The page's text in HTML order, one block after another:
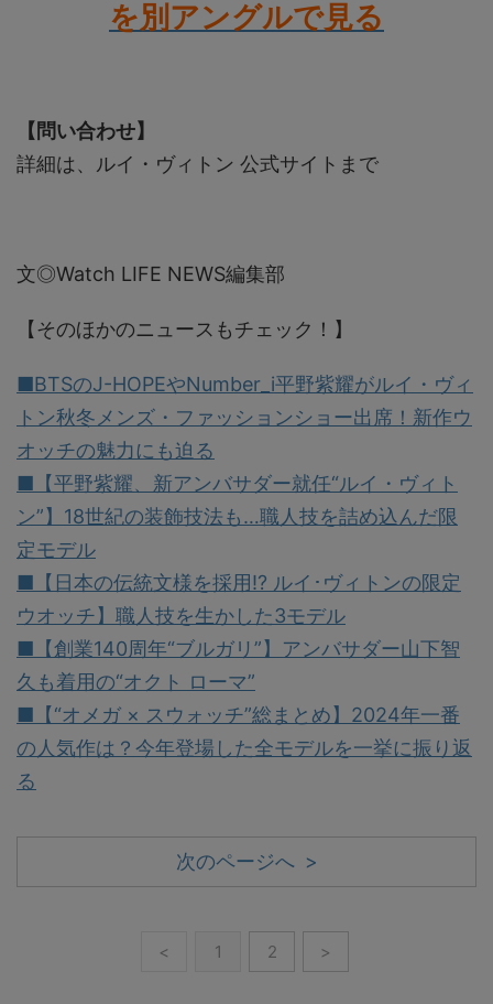
を別アングルで見る
【問い合わせ】
詳細は、ルイ・ヴィトン 公式サイトまで
文◎Watch LIFE NEWS編集部
【そのほかのニュースもチェック！】
■BTSのJ-HOPEやNumber_i平野紫耀がルイ・ヴィ
トン秋冬メンズ・ファッションショー出席！新作ウ
オッチの魅力にも迫る
■【平野紫耀、新アンバサダー就任“ルイ・ヴィト
ン”】18世紀の装飾技法も…職人技を詰め込んだ限
定モデル
■【日本の伝統文様を採用!? ルイ･ヴィトンの限定
ウオッチ】職人技を生かした3モデル
■【創業140周年“ブルガリ”】アンバサダー山下智
久も着用の“オクト ローマ”
■【“オメガ × スウォッチ”総まとめ】2024年一番
の人気作は？今年登場した全モデルを一挙に振り返
る
次のページへ >
< 1 2 >